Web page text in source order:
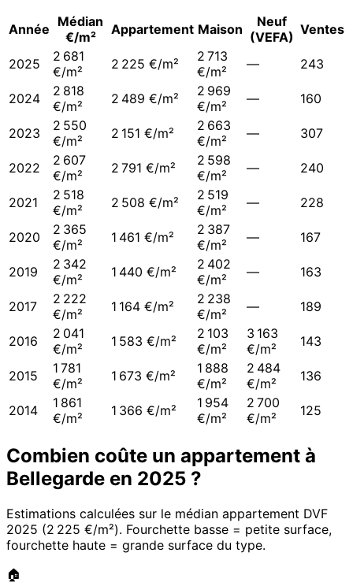
Année Médian
€/m²
Appartement Maison
Neuf
(VEFA) Ventes
2025
2 681
€/m²
2 225 €/m²
2 713
€/m²
— 243
2024
2 818
€/m²
2 489 €/m²
2 969
€/m²
— 160
2023
2 550
€/m²
2 151 €/m²
2 663
€/m²
— 307
2022
2 607
€/m²
2 791 €/m²
2 598
€/m²
— 240
2021
2 518
€/m²
2 508 €/m²
2 519
€/m²
— 228
2020
2 365
€/m²
1 461 €/m²
2 387
€/m²
— 167
2019
2 342
€/m²
1 440 €/m²
2 402
€/m²
— 163
2017
2 222
€/m²
1 164 €/m²
2 238
€/m²
— 189
2016
2 041
€/m²
1 583 €/m²
2 103
€/m²
3 163
€/m²
143
2015
1 781
€/m²
1 673 €/m²
1 888
€/m²
2 484
€/m²
136
2014
1 861
€/m²
1 366 €/m²
1 954
€/m²
2 700
€/m²
125
Combien coûte un appartement à
Bellegarde en 2025 ?
Estimations calculées sur le médian appartement DVF
2025 (2 225 €/m²). Fourchette basse = petite surface,
fourchette haute = grande surface du type.
🏠